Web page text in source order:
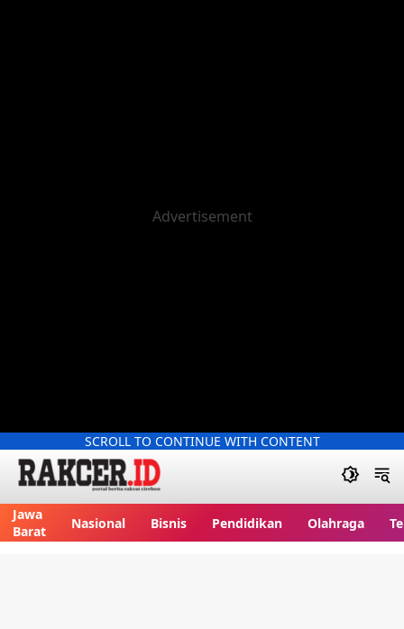
SCROLL TO CONTINUE WITH CONTENT
Jawa
Barat
Nasional Bisnis Pendidikan Olahraga